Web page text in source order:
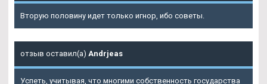
Вторую половину идет только игнор, ибо советы.
отзыв оставил(а) Andrjeas
Успеть, учитывая, что многими собственность государства